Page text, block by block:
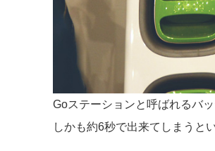
Goステーションと呼ばれるバ
しかも約6秒で出来てしまうと